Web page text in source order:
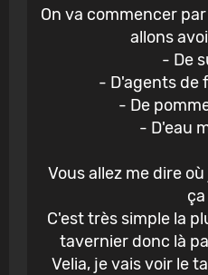
On va commencer
allons
- De
- D'agents de
- De
- D'eau
Vous allez me dire
ça
C'est très simple la
tavernier donc là
Velia, je vais voir le